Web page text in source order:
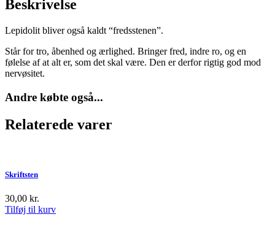
Beskrivelse
Lepidolit bliver også kaldt “fredsstenen”.
Står for tro, åbenhed og ærlighed. Bringer fred, indre ro, og en
følelse af at alt er, som det skal være. Den er derfor rigtig god mod
nervøsitet.
Andre købte også...
Relaterede varer
Skriftsten
30,00 kr.
Tilføj til kurv